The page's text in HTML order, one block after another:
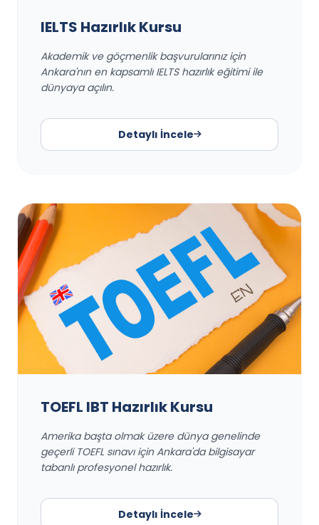
IELTS Hazırlık Kursu
Akademik ve göçmenlik başvurularınız için
Ankara'nın en kapsamlı IELTS hazırlık eğitimi ile
dünyaya açılın.
Detaylı İncele
TOEFL IBT Hazırlık Kursu
Amerika başta olmak üzere dünya genelinde
geçerli TOEFL sınavı için Ankara'da bilgisayar
tabanlı profesyonel hazırlık.
Detaylı İncele